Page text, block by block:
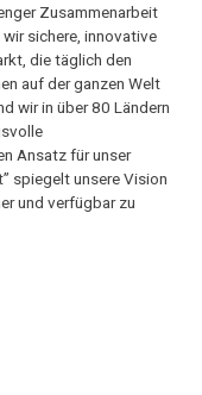
Zusammenarbeit
sichere, innovative
die täglich den
auf der ganzen Welt
wir in über 80 Ländern
Ansatz für unser
spiegelt unsere Vision
und verfügbar zu